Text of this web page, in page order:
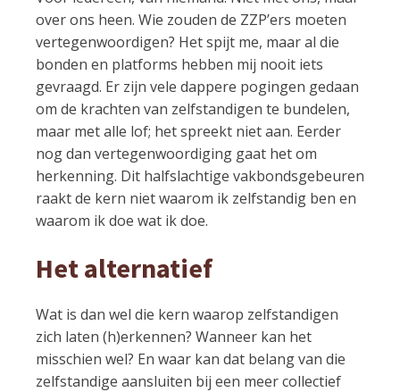
over ons heen. Wie zouden de ZZP’ers moeten
vertegenwoordigen? Het spijt me, maar al die
bonden en platforms hebben mij nooit iets
gevraagd. Er zijn vele dappere pogingen gedaan
om de krachten van zelfstandigen te bundelen,
maar met alle lof; het spreekt niet aan. Eerder
nog dan vertegenwoordiging gaat het om
herkenning. Dit halfslachtige vakbondsgebeuren
raakt de kern niet waarom ik zelfstandig ben en
waarom ik doe wat ik doe.
Het alternatief
Wat is dan wel die kern waarop zelfstandigen
zich laten (h)erkennen? Wanneer kan het
misschien wel? En waar kan dat belang van die
zelfstandige aansluiten bij een meer collectief